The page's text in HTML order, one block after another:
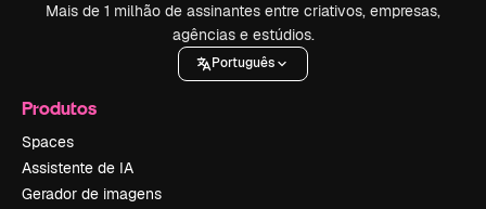
Mais de 1 milhão de assinantes entre criativos, empresas,
agências e estúdios.
Português
Produtos
Spaces
Assistente de IA
Gerador de imagens